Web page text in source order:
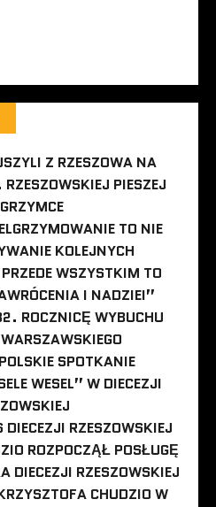
Z RZESZOWA NA
PIESZEJ
TO NIE
KOLEJNYCH
WSZYSTKIM TO
I NADZIEI”
ROCZNICĘ WYBUCHU
SPOTKANIE
WESEL” W DIECEZJI
RZESZOWSKIEJ
ROZPOCZĄŁ POSŁUGĘ
DIECEZJI RZESZOWSKIEJ
CHUDZIO W